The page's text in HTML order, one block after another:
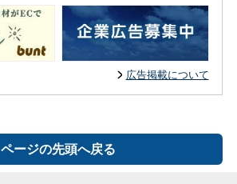
広告掲載について
ページの先頭へ戻る